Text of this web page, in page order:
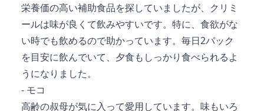
栄養価の高い補助食品を探していましたが、クリミ
ールは味が良くて飲みやすいです。特に、食欲がな
い時でも飲めるので助かっています。毎日2パック
を目安に飲んでいて、夕食もしっかり食べられるよ
うになりました。
- モコ
高齢の叔母が気に入って愛用しています。味もいろ